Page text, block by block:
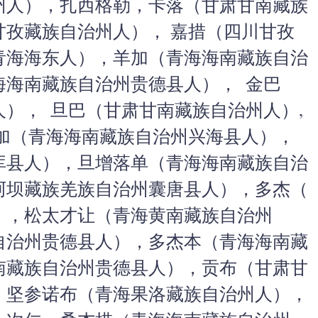
），扎西格勒，卡落（甘肃甘南藏族
藏族自治州人）， 嘉措（四川甘孜
海东人），羊加（青海海南藏族自治
海南藏族自治州贵德县人）， 金巴
， 旦巴（甘肃甘南藏族自治州人）,
青海海南藏族自治州兴海县人），
人），旦增落单（青海海南藏族自治
藏族羌族自治州囊唐县人），多杰（
松太才让（青海黄南藏族自治州
州贵德县人）
，多杰本（青海海南藏
族自治州贵德县人），贡布（甘肃甘
参诺布（青海果洛藏族自治州人），